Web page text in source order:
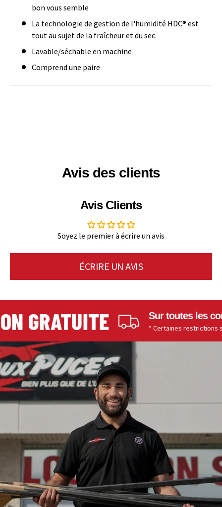
bon vous semble
La technologie de gestion de l'humidité HDC® est
tout au sujet de la fraîcheur et du sec.
Lavable/séchable en machine
Comprend une paire
Avis des clients
Avis Clients
Soyez le premier à écrire un avis
ÉCRIRE UN AVIS
GRATUITE Sur toutes les
* Certaines restrictions